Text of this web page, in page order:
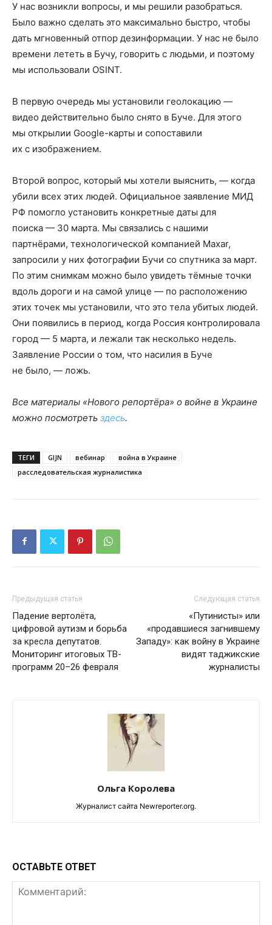
У нас возникли вопросы, и мы решили разобраться.
Было важно сделать это максимально быстро, чтобы
дать мгновенный отпор дезинформации. У нас не было
времени лететь в Бучу, говорить с людьми, и поэтому
мы использовали OSINT.
В первую очередь мы установили геолокацию —
видео действительно было снято в Буче. Для этого
мы открылии Google-карты и сопоставили
их с изображением.
Второй вопрос, который мы хотели выяснить, — когда
убили всех этих людей. Официальное заявление МИД
РФ помогло установить конкретные даты для
поиска — 30 марта. Мы связались с нашими
партнёрами, технологической компанией Maxar,
запросили у них фотографии Бучи со спутника за март.
По этим снимкам можно было увидеть тёмные точки
вдоль дороги и на самой улице — по расположению
этих точек мы установили, что это тела убитых людей.
Они появились в период, когда Россия контролировала
город — 5 марта, и лежали так несколько недель.
Заявление России о том, что насилия в Буче
не было, — ложь.
Все материалы «Нового репортёра» о войне в Украине
можно посмотреть здесь.
ТЕГИ GIJN вебинар
война в Украине
расследовательская журналистика
Предыдущая статья
Падение вертолёта,
цифровой аутизм и борьба
за кресла депутатов.
Мониторинг итоговых ТВ-
программ 20–26 февраля
Следующая статья
«Путинисты» или
«продавшиеся загнившему
Западу»: как войну в Украине
видят таджикские
журналисты
Ольга Королева
Журналист сайта Newreporter.org.
ОСТАВЬТЕ ОТВЕТ